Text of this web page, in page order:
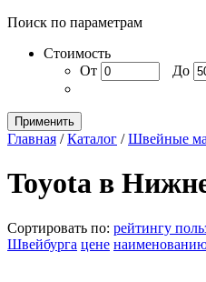
Поиск по параметрам
Стоимость
От
До
Применить
Главная /Каталог /Швейные
Toyota в
Сортировать по: рейтингу
Швейбурга цене